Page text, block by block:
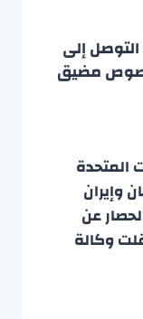
إلى
مضيق
المتحدة
وإيران
عن
وكالة